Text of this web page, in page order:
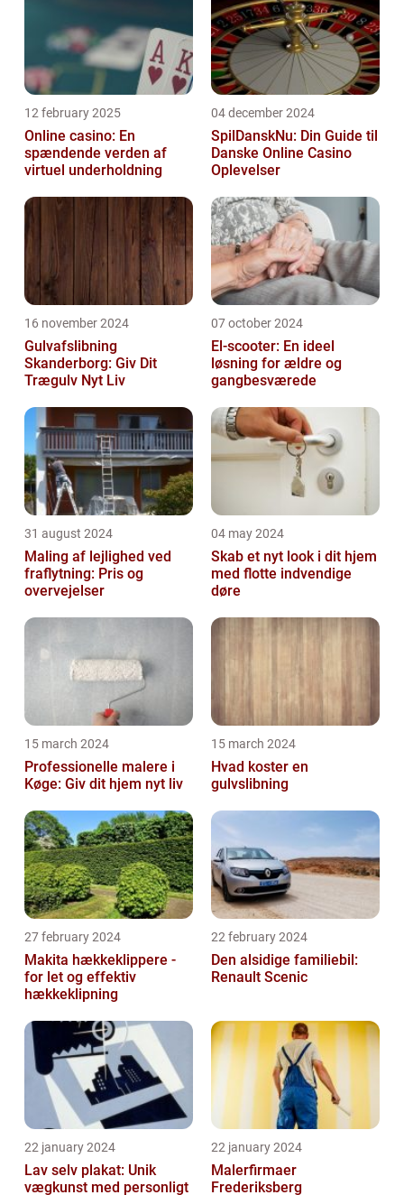
12 february 2025
Online casino: En
spændende verden af
virtuel underholdning
04 december 2024
SpilDanskNu: Din Guide til
Danske Online Casino
Oplevelser
16 november 2024
Gulvafslibning
Skanderborg: Giv Dit
Trægulv Nyt Liv
07 october 2024
El-scooter: En ideel
løsning for ældre og
gangbesværede
31 august 2024
Maling af lejlighed ved
fraflytning: Pris og
overvejelser
04 may 2024
Skab et nyt look i dit hjem
med flotte indvendige
døre
15 march 2024
Professionelle malere i
Køge: Giv dit hjem nyt liv
15 march 2024
Hvad koster en
gulvslibning
27 february 2024
Makita hækkeklippere -
for let og effektiv
hækkeklipning
22 february 2024
Den alsidige familiebil:
Renault Scenic
22 january 2024
Lav selv plakat: Unik
vægkunst med personligt
22 january 2024
Malerfirmaer
Frederiksberg